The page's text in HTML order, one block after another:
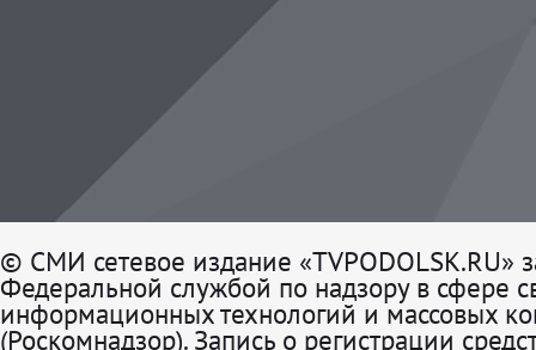
© СМИ сетевое издание «TVPODOLSK.RU»
Федеральной службой по надзору в сфере
информационных технологий и массовых
(Роскомнадзор). Запись о регистрации